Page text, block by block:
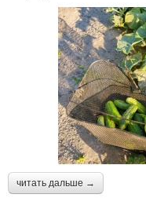
читать дальше →